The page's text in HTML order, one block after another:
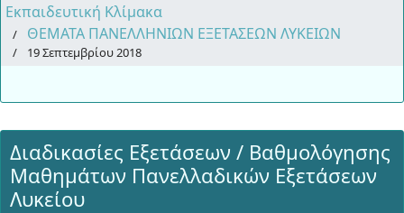
Εκπαιδευτική Κλίμακα
ΘΕΜΑΤΑ ΠΑΝΕΛΛΗΝΙΩΝ ΕΞΕΤΑΣΕΩΝ ΛΥΚΕΙΩΝ
19 Σεπτεμβρίου 2018
Διαδικασίες Εξετάσεων / Βαθμολόγησης
Μαθημάτων Πανελλαδικών Εξετάσεων
Λυκείου